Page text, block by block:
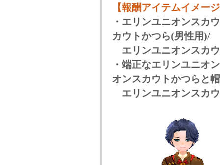
【報酬アイテムイメー
・エリンユニオンスカ
カウトかつら(男性用)/
エリンユニオンスカ
・端正なエリンユニオ
オンスカウトかつらと
エリンユニオンスカ